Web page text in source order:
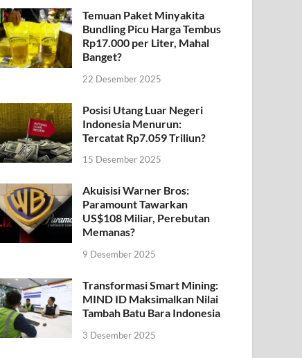
Temuan Paket Minyakita
Bundling Picu Harga Tembus
Rp17.000 per Liter, Mahal
Banget?
22 Desember 2025
Posisi Utang Luar Negeri
Indonesia Menurun:
Tercatat Rp7.059 Triliun?
15 Desember 2025
Akuisisi Warner Bros:
Paramount Tawarkan
US$108 Miliar, Perebutan
Memanas?
9 Desember 2025
Transformasi Smart Mining:
MIND ID Maksimalkan Nilai
Tambah Batu Bara Indonesia
3 Desember 2025